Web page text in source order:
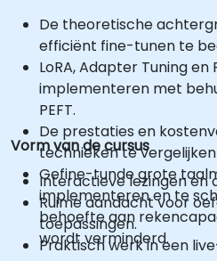
De theoretische
efficiënt fine-tunen te
LoRA, Adapter Tuning en
implementeren met
PEFT.
De prestaties en
technieken te
Gefine-tunde grote
implementeren en te
behoefte aan
wordt verminderd.
Vorm van de cursus
Interactieve lezingen en
Ruime aandacht voor
toepassingen.
Praktisch werk in een